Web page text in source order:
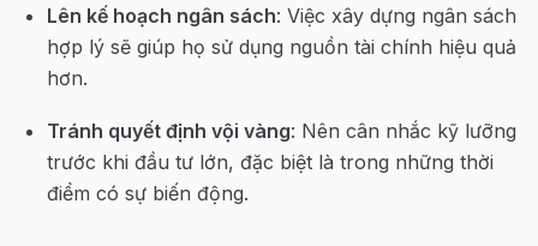
Lên kế hoạch ngân sách: Việc xây dựng ngân sách
hợp lý sẽ giúp họ sử dụng nguồn tài chính hiệu quả
hơn.
Tránh quyết định vội vàng: Nên cân nhắc kỹ lưỡng
trước khi đầu tư lớn, đặc biệt là trong những thời
điểm có sự biến động.